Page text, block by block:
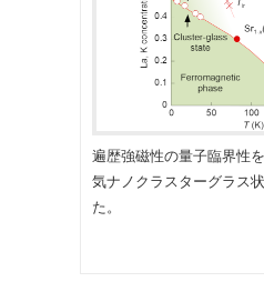
遍歴強磁性の量子臨界性
気ナノクラスターグラス
た。